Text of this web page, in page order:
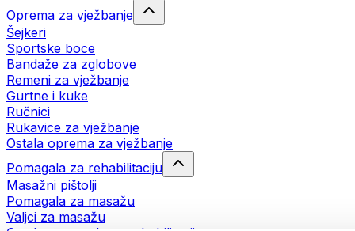
Oprema za vježbanje
Šejkeri
Sportske boce
Bandaže za zglobove
Remeni za vježbanje
Gurtne i kuke
Ručnici
Rukavice za vježbanje
Ostala oprema za vježbanje
Pomagala za rehabilitaciju
Masažni pištolji
Pomagala za masažu
Valjci za masažu